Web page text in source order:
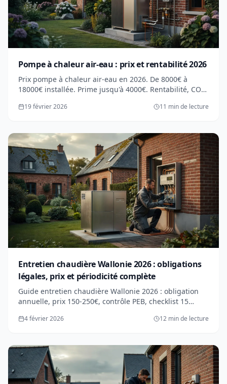
Pompe à chaleur air-eau : prix et rentabilité 2026
Prix pompe à chaleur air-eau en 2026. De 8000€ à
18000€ installée. Prime jusqu'à 4000€. Rentabilité, COP,
19 février 2026 11 min de lecture
Entretien chaudière Wallonie 2026 : obligations
légales, prix et périodicité complète
Guide entretien chaudière Wallonie 2026 : obligation
annuelle, prix 150-250€, contrôle PEB, checklist 15
4 février 2026 12 min de lecture